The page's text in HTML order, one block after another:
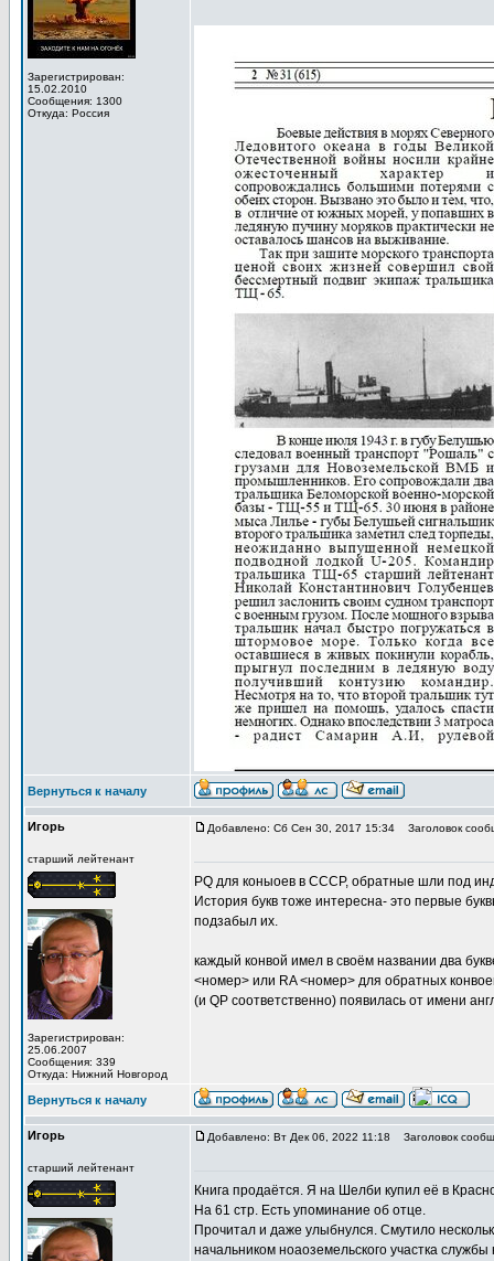
Зарегистрирован:
15.02.2010
Сообщения: 1300
Откуда: Россия
Вернуться к началу
Игорь
старший лейтенант
Зарегистрирован:
25.06.2007
Сообщения: 339
Откуда: Нижний Новгород
Добавлено: Сб Сен 30, 2017 15:34 Заголовок
PQ для коныоев в СССР, обратные шли под
История букв тоже интересна- это первые
подзабыл их.
каждый конвой имел в своём названии два
<номер> или RA <номер> для обратных
(и QP соответственно) появилась от имени
Вернуться к началу
Игорь
старший лейтенант
Добавлено: Вт Дек 06, 2022 11:18 Заголовок
Книга продаётся. Я на Шелби купил её в
На 61 стр. Есть упоминание об отце.
Прочитал и даже улыбнулся. Смутило
начальником ноаоземельского участка